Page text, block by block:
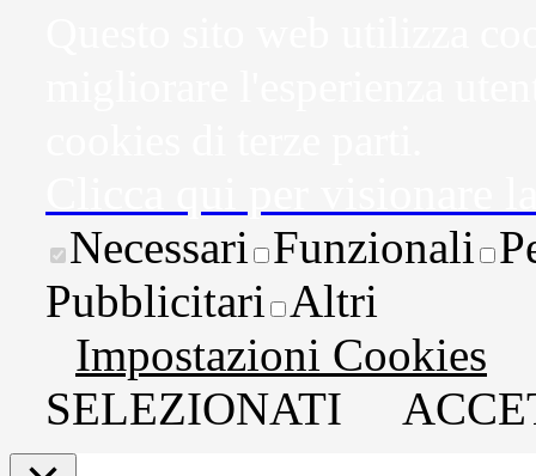
Necessari Funzionali
Pubblicitari Altri
Impostazioni Cookies
SELEZIONATI